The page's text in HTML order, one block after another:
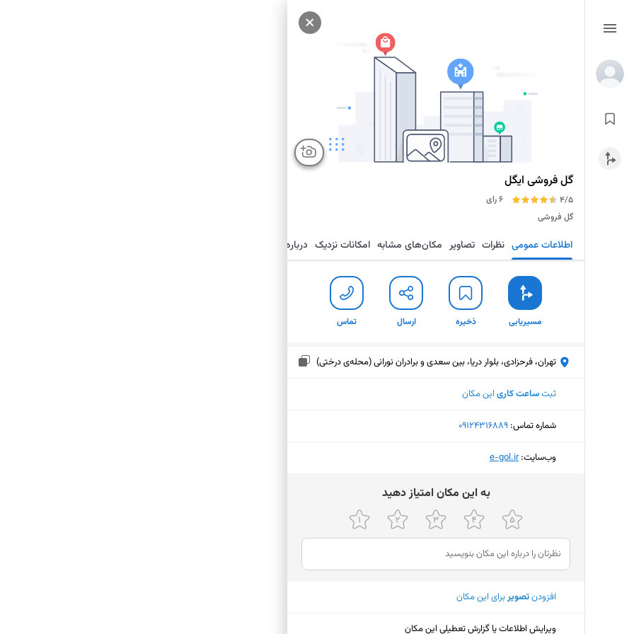
گل فروشی ایگل
4/5
6 رای
گل فروشی
اطلاعات عمومی نظرات تصاویر مکان‌های مشابه امکانات نزدیک درباره
مسیریابی ذخیره ارسال تماس
تهران، فرحزادی، بلوار دریا، بین سعدی و برادران نورانی (محله‌ی درختی)
ثبتساعت کاری این مکان
شماره تماس: ‎09124316889
وب‌سایت:‎e-gol.ir
ﺑﻪ اﯾﻦ ﻣﮑﺎن اﻣﺘﯿﺎز دﻫﯿﺪ
افزودنتصویربرای این مکان
ویرایش اطلاعات یا گزارش تعطیلی این مکان